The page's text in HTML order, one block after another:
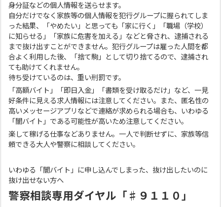
身分証などの個人情報を送らせます。
自分だけでなく家族等の個人情報を犯行グループに握られてしま
った結果、「やめたい」と思っても「家に行く」「職場（学校）
に知らせる」「家族に危害を加える」などと脅され、逮捕される
まで抜け出すことができません。犯行グループは雇った人間を都
合よく利用した後、「捨て駒」として切り捨てるので、逮捕され
ても助けてくれません。
待ち受けているのは、重い刑罰です。
「高額バイト」「即日入金」「書類を受け取るだけ」など、一見
好条件に見える求人情報には注意してください。また、匿名性の
高いメッセージアプリなどで連絡が求められる場合も、いわゆる
「闇バイト」である可能性が高いため注意してください。
楽して稼げる仕事などありません。一人で判断せずに、家族等信
頼できる大人や警察に相談してください。
いわゆる「闇バイト」に申し込んでしまった、抜け出したいのに
抜け出せない方へ
警察相談専用ダイヤル「 ♯９１１０」